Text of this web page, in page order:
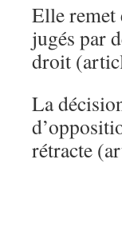
Elle remet
jugés par
droit
La
rétracte